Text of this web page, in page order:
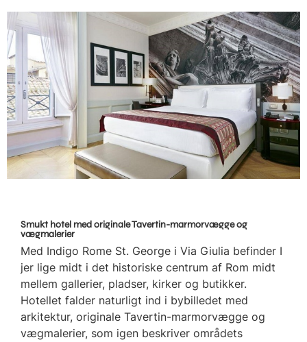
Smukt hotel med originale Tavertin-marmorvægge og
vægmalerier
Med Indigo Rome St. George i Via Giulia befinder I
jer lige midt i det historiske centrum af Rom midt
mellem gallerier, pladser, kirker og butikker.
Hotellet falder naturligt ind i bybilledet med
arkitektur, originale Tavertin-marmorvægge og
vægmalerier, som igen beskriver områdets